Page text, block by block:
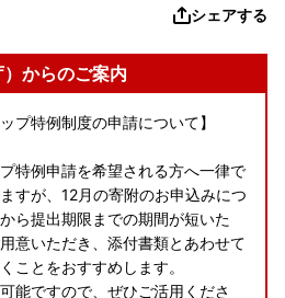
シェアする
）からのご案内
プ特例制度の申請について】
特例申請を希望される方へ一律で
すが、12月の寄附のお申込みにつ
ら提出期限までの期間が短いた
意いただき、添付書類とあわせて
ことをおすすめします。
能ですので、ぜひご活用くださ